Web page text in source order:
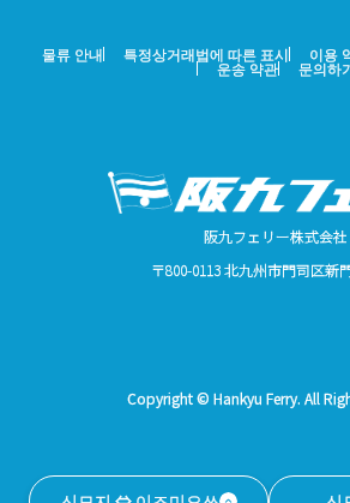
물류 안내 특정상거래법에 따른 표시 이용
운송 약관 문의하
阪九フェリー株式会社
〒800-0113 北九州市門司区新
Copyright © Hankyu Ferry. All